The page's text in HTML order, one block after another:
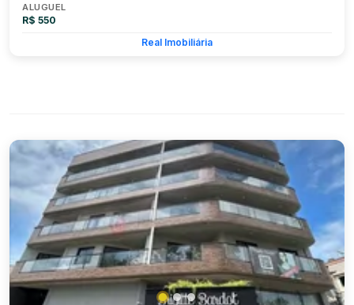
ALUGUEL
R$ 550
Real Imobiliária